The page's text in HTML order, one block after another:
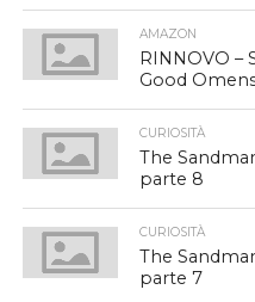
AMAZON
RINNOVO –
Good
CURIOSITÀ
The
parte 8
CURIOSITÀ
The
parte 7